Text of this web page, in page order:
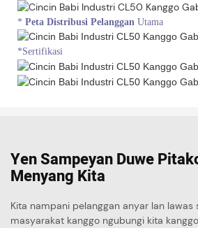
* Peta Distribusi Pelanggan Utama
*Sertifikasi
Yen Sampeyan Duwe
Menyang Kita
Kita nampani pelanggan anyar lan lawas
masyarakat kanggo ngubungi kita